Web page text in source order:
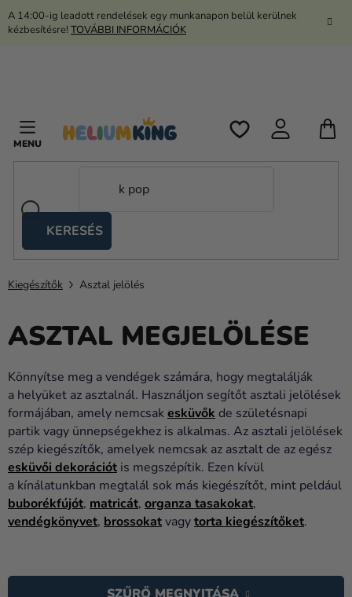
Ugrás
A 14:00-ig leadott rendelések egy munkanapon belül kerülnek
kézbesítésre! TOVÁBBI INFORMÁCIÓK
KERESÉS
sátrak
Kanekalon
Hélium
és
Esküvő
Party
Dekoráció
és
kiegészítők
Jelmezek
Kiegészítők Asztal jelölés
ASZTAL MEGJELÖLÉSE
Könnyítse meg a vendégek számára, hogy megtalálják
a helyüket az asztalnál. Használjon segítőt asztali jelölések
formájában, amely nemcsakesküvők de születésnapi
partik vagy ünnepségekhez is alkalmas. Az asztali jelölések
szép kiegészítők, amelyek nemcsak az asztalt de az egész
esküvői dekorációt is megszépítik. Ezen kívül
a kínálatunkban megtalál sok más kiegészítőt, mint peldául
buborékfújót, matricát, organza tasakokat,
vendégkönyvet, brossokatvagytorta kiegészítőket.
E